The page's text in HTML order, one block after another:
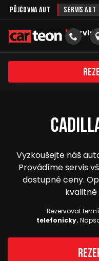
Půjčovna aut Servis aut
servis
Vyzkoušejte náš
Provádíme servis
dostupné ceny.
kvalitně
Rezervovat
telefonicky.